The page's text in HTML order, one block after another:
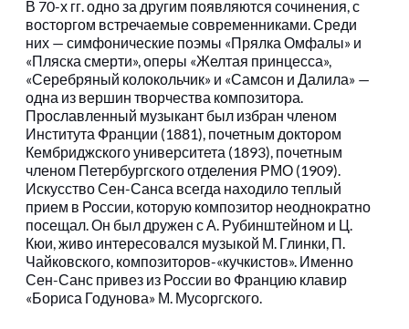
В 70-х гг. одно за другим появляются сочинения, с
восторгом встречаемые современниками. Среди
них — симфонические поэмы «Прялка Омфалы» и
«Пляска смерти», оперы «Желтая принцесса»,
«Серебряный колокольчик» и «Самсон и Далила» —
одна из вершин творчества композитора.
Прославленный музыкант был избран членом
Института Франции (1881), почетным доктором
Кембриджского университета (1893), почетным
членом Петербургского отделения РМО (1909).
Искусство Сен-Санса всегда находило теплый
прием в России, которую композитор неоднократно
посещал. Он был дружен с А. Рубинштейном и Ц.
Кюи, живо интересовался музыкой М. Глинки, П.
Чайковского, композиторов-«кучкистов». Именно
Сен-Санс привез из России во Францию клавир
«Бориса Годунова» М. Мусоргского.